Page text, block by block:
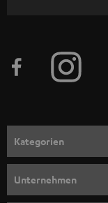
e
n
m
e
l
Kategorien
Unternehmen